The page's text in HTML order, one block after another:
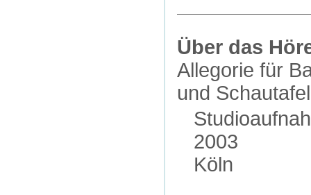
Über das
Allegorie für
und Schautafel
2003
Köln